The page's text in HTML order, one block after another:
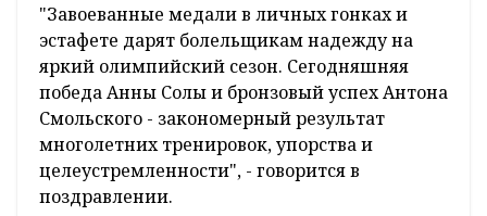
"Завоеванные медали в личных гонках и
эстафете дарят болельщикам надежду на
яркий олимпийский сезон. Сегодняшняя
победа Анны Солы и бронзовый успех Антона
Смольского - закономерный результат
многолетних тренировок, упорства и
целеустремленности", - говорится в
поздравлении.